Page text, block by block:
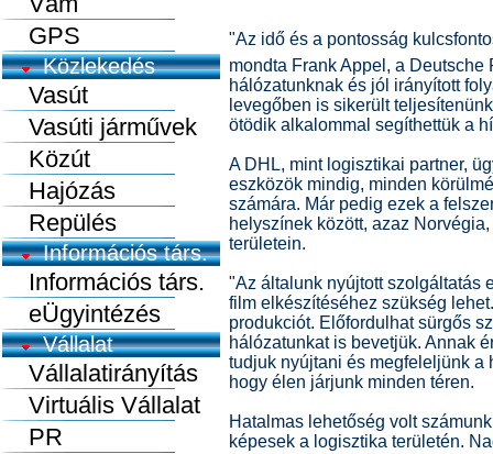
GPS
Közlekedés
Vasút
Vasúti járművek
Közút
Hajózás
Repülés
Információs társ.
Információs társ.
eÜgyintézés
Vállalat
Vállalatirányítás
Virtuális Vállalat
PR
"Az idő és a pontosság
mondta Frank Appel, a
hálózatunknak és jól irányított
levegőben is sikerült
ötödik alkalommal segíthettük a
A DHL, mint logisztikai partner,
eszközök mindig, minden
számára. Már pedig ezek a
helyszínek között, azaz
területein.
"Az általunk nyújtott szolgáltatás
film elkészítéséhez szükség
produkciót. Előfordulhat sürgős
hálózatunkat is bevetjük. Annak
tudjuk nyújtani és megfeleljünk a
hogy élen járjunk minden téren.
Hatalmas lehetőség volt
képesek a logisztika területén.